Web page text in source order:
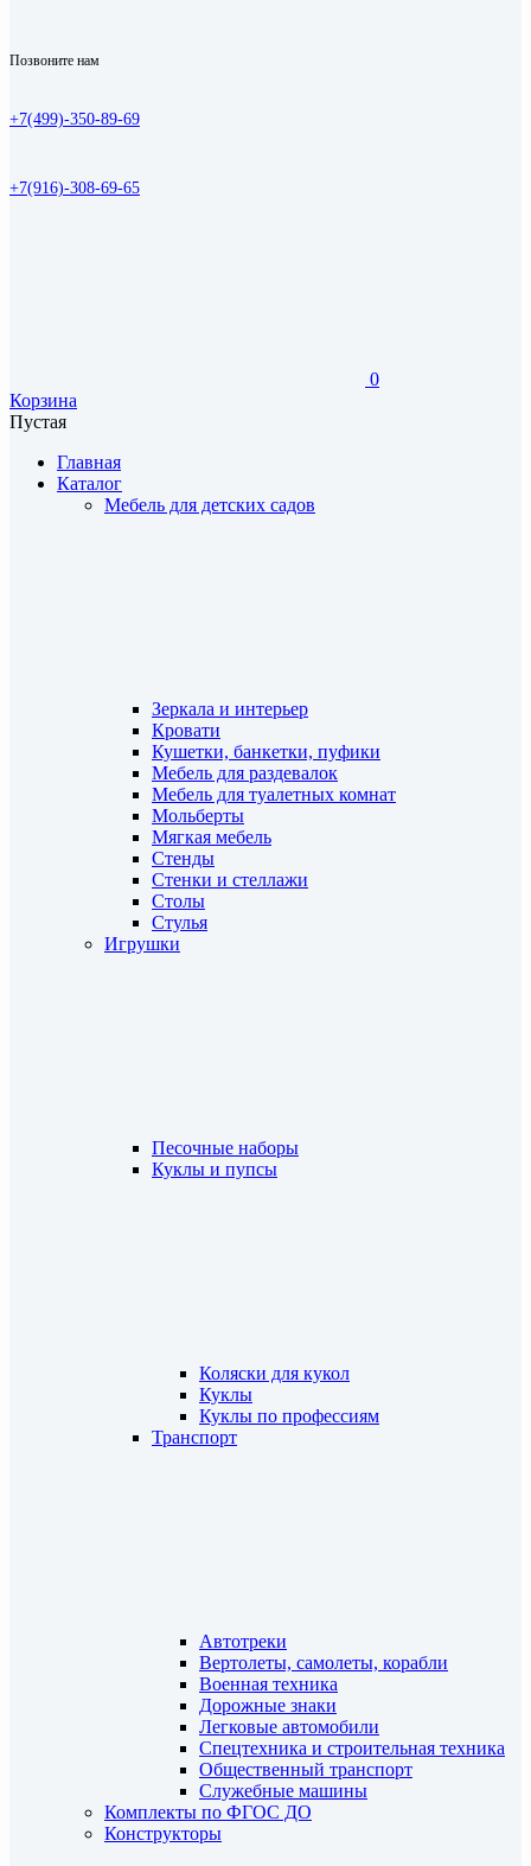
Позвоните нам
+7(499)-350-89-69
+7(916)-308-69-65
0
Корзина
Пустая
Главная
Каталог
Мебель для детских садов
Зеркала и интерьер
Кровати
Кушетки, банкетки, пуфики
Мебель для раздевалок
Мебель для туалетных комнат
Мольберты
Мягкая мебель
Стенды
Стенки и стеллажи
Столы
Стулья
Игрушки
Песочные наборы
Куклы и пупсы
Коляски для кукол
Куклы
Куклы по профессиям
Транспорт
Автотреки
Вертолеты, самолеты, корабли
Военная техника
Дорожные знаки
Легковые автомобили
Спецтехника и строительная техника
Общественный транспорт
Служебные машины
Комплекты по ФГОС ДО
Конструкторы